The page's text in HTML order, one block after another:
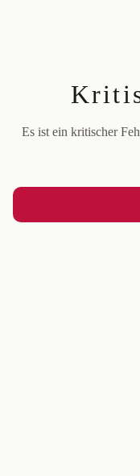
Es ist ein kritischer